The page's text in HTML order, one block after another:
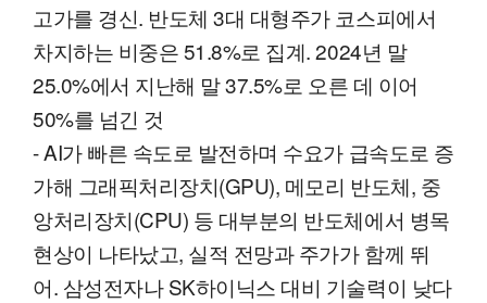
고가를 경신. 반도체 3대 대형주가 코스피에서
차지하는 비중은 51.8%로 집계. 2024년 말
25.0%에서 지난해 말 37.5%로 오른 데 이어
50%를 넘긴 것
- AI가 빠른 속도로 발전하며 수요가 급속도로 증
가해 그래픽처리장치(GPU), 메모리 반도체, 중
앙처리장치(CPU) 등 대부분의 반도체에서 병목
현상이 나타났고, 실적 전망과 주가가 함께 뛰
어. 삼성전자나 SK하이닉스 대비 기술력이 낮다